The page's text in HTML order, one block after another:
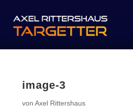
image-3
von Axel Rittershaus